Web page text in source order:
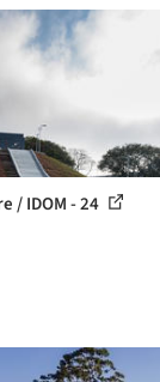
/ IDOM - 24